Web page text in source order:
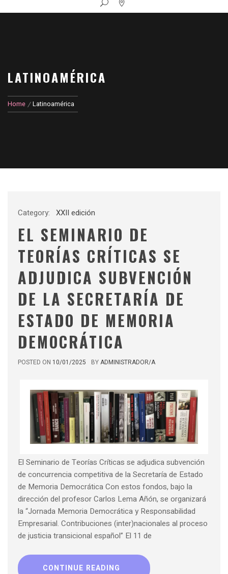
LATINOAMÉRICA
Home Latinoamérica
Category: XXII edición
EL SEMINARIO DE
TEORÍAS CRÍTICAS SE
ADJUDICA SUBVENCIÓN
DE LA SECRETARÍA DE
ESTADO DE MEMORIA
DEMOCRÁTICA
POSTED ON 10/01/2025 BYADMINISTRADOR/A
El Seminario de Teorías Críticas se adjudica subvención
de concurrencia competitiva de la Secretaría de Estado
de Memoria Democrática Con estos fondos, bajo la
dirección del profesor Carlos Lema Añón, se organizará
la “Jornada Memoria Democrática y Responsabilidad
Empresarial. Contribuciones (inter)nacionales al proceso
de justicia transicional español” El 11 de
CONTINUE READING